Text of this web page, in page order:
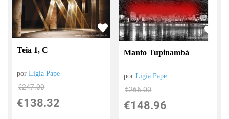
Teia 1, C
porLigia Pape
€247.00
€138.32
Manto Tupinambá
porLigia Pape
€266.00
€148.96